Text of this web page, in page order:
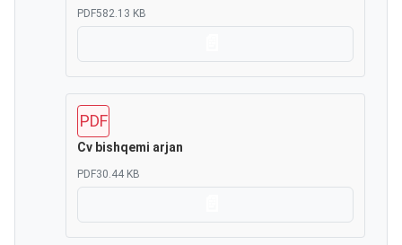
PDF582.13 KB
PDF
Cv bishqemi arjan
PDF30.44 KB